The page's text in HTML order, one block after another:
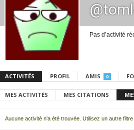
Pas d’activité
ACTIVITÉS PROFIL AMIS 0
MES ACTIVITÉS MES CITATIONS
Aucune activité n'a été trouvée. Utilisez un autre filtre